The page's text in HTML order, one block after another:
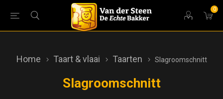
0
Home Taart & vlaai Taarten Slagroomschnitt
Slagroomschnitt